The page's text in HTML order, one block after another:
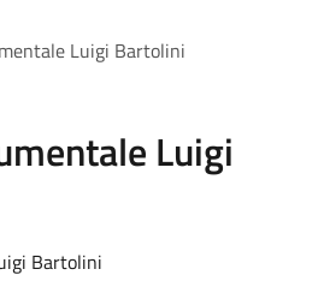
Luigi Bartolini
Luigi
Bartolini